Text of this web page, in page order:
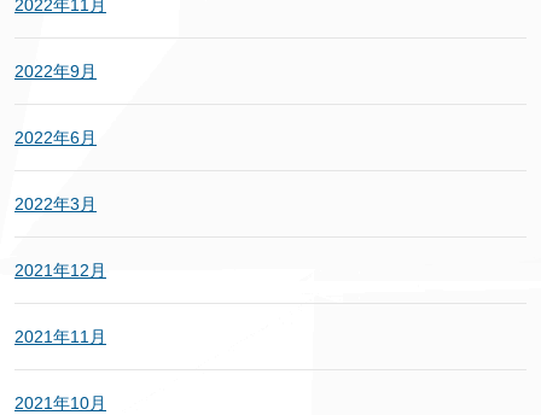
2022年11月
2022年9月
2022年6月
2022年3月
2021年12月
2021年11月
2021年10月